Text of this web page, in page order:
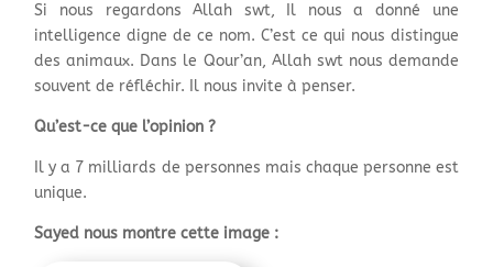
Si nous regardons Allah swt, Il nous a donné une
intelligence digne de ce nom. C’est ce qui nous distingue
des animaux. Dans le Qour’an, Allah swt nous demande
souvent de réfléchir. Il nous invite à penser.
Qu’est-ce que l’opinion ?
Il y a 7 milliards de personnes mais chaque personne est
unique.
Sayed nous montre cette image :